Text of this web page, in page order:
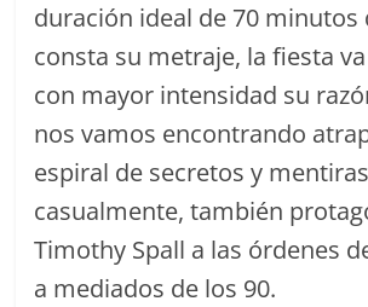
duración ideal de 70 minutos
consta su metraje, la fiesta
con mayor intensidad su
nos vamos encontrando
espiral de secretos y
casualmente, también
Timothy Spall a las órdenes
a mediados de los 90.